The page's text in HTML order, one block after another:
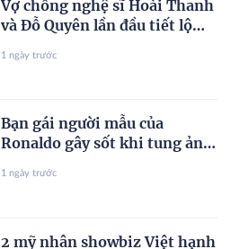
Vợ chồng nghệ sĩ Hoài Thanh
và Đỗ Quyên lần đầu tiết lộ
1 ngày trước
Bạn gái người mẫu của
Ronaldo gây sốt khi tung ảnh
1 ngày trước
2 mỹ nhân showbiz Việt hạnh